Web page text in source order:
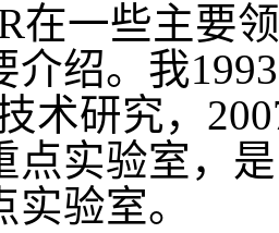
在一些主要
介绍。我
术研究，
点实验室，
验室。